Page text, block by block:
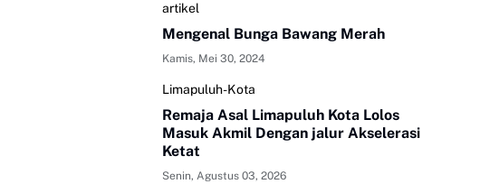
artikel
Mengenal Bunga Bawang Merah
Kamis, Mei 30, 2024
Limapuluh-Kota
Remaja Asal Limapuluh Kota Lolos
Masuk Akmil Dengan jalur Akselerasi
Ketat
Senin, Agustus 03, 2026